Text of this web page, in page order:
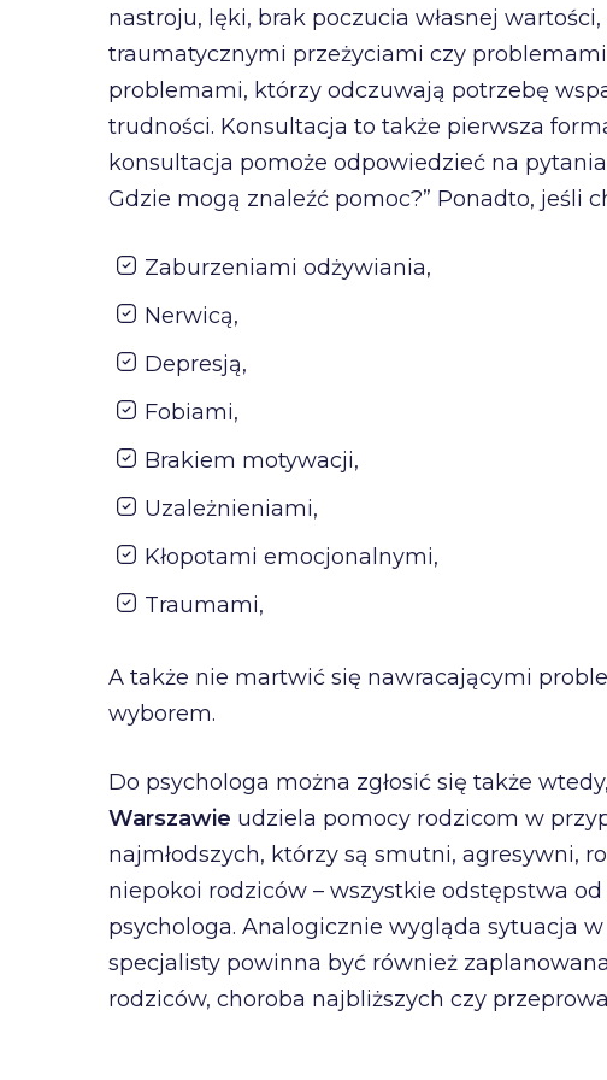
nastroju, lęki, brak poczucia własnej
traumatycznymi przeżyciami czy
problemami, którzy odczuwają potrzebę
trudności. Konsultacja to także pierwsza
konsultacja pomoże odpowiedzieć na
Gdzie mogą znaleźć pomoc?” Ponadto, jeśli
Zaburzeniami odżywiania,
Nerwicą,
Depresją,
Fobiami,
Brakiem motywacji,
Uzależnieniami,
Kłopotami emocjonalnymi,
Traumami,
A także nie martwić się nawracającymi
wyborem.
Do psychologa można zgłosić się także
Warszawie udziela pomocy rodzicom w
najmłodszych, którzy są smutni, agresywni,
niepokoi rodziców – wszystkie odstępstwa
psychologa. Analogicznie wygląda sytuacja
specjalisty powinna być również
rodziców, choroba najbliższych czy